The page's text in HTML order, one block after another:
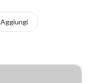
Aggiungi